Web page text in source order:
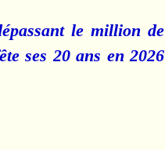
le million de
ses 20 ans en 2026